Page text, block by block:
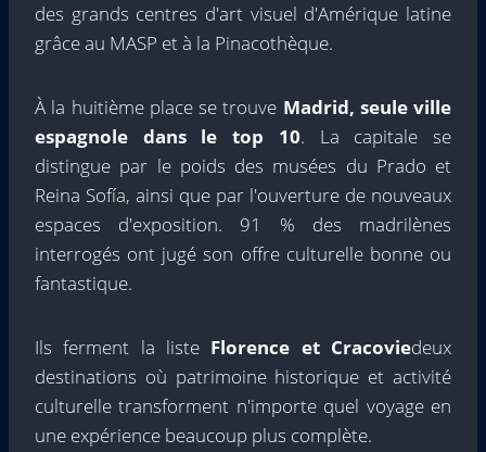
des grands centres d'art visuel d'Amérique latine
grâce au MASP et à la Pinacothèque.
À la huitième place se trouve Madrid, seule ville
espagnole dans le top 10. La capitale se
distingue par le poids des musées du Prado et
Reina Sofía, ainsi que par l'ouverture de nouveaux
espaces d'exposition. 91 % des madrilènes
interrogés ont jugé son offre culturelle bonne ou
fantastique.
Ils ferment la liste Florence et Cracoviedeux
destinations où patrimoine historique et activité
culturelle transforment n'importe quel voyage en
une expérience beaucoup plus complète.